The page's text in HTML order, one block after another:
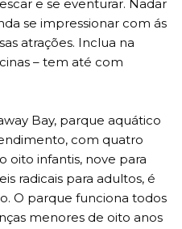
e se eventurar. Nadar
se impressionar com ás
atrações. Inclua na
– tem até com
Bay, parque aquático
com quatro
oito infantis, nove para
radicais para adultos, é
O parque funciona todos
menores de oito anos